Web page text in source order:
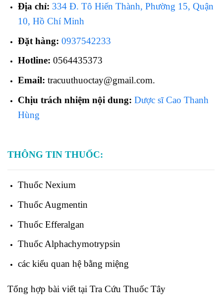
Địa chỉ: 334 Đ. Tô Hiến Thành, Phường 15, Quận
10, Hồ Chí Minh
Đặt hàng: 0937542233
Hotline: 0564435373
Email: tracuuthuoctay@gmail.com.
Chịu trách nhiệm nội dung: Dược sĩ Cao Thanh
Hùng
THÔNG TIN THUỐC:
Thuốc Nexium
Thuốc Augmentin
Thuốc Efferalgan
ThuốcAlphachymotrypsin
các kiểu quan hệ bằng miệng
Tổng hợp bài viết tại Tra Cứu Thuốc Tây